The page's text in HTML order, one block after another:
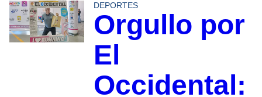
DEPORTES
Orgullo por
El
Occidental: